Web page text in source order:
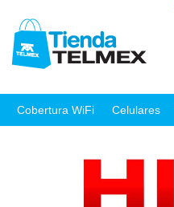
Cobertura WiFi Celulares